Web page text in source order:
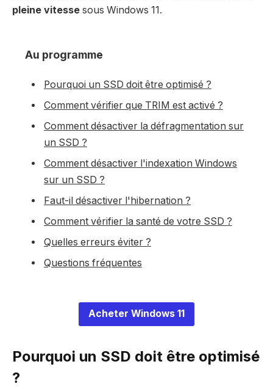
pleine vitesse sous Windows 11.
Au programme
Pourquoi un SSD doit être optimisé ?
Comment vérifier que TRIM est activé ?
Comment désactiver la défragmentation sur
un SSD ?
Comment désactiver l'indexation Windows
sur un SSD ?
Faut-il désactiver l'hibernation ?
Comment vérifier la santé de votre SSD ?
Quelles erreurs éviter ?
Questions fréquentes
Acheter Windows 11
Pourquoi un SSD doit être optimisé
?